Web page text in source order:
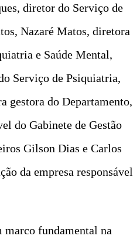
diretor do Serviço de
Nazaré Matos, diretora
e Saúde Mental,
Serviço de Psiquiatria,
gestora do Departamento,
do Gabinete de Gestão
Gilson Dias e Carlos
da empresa responsável
fundamental na